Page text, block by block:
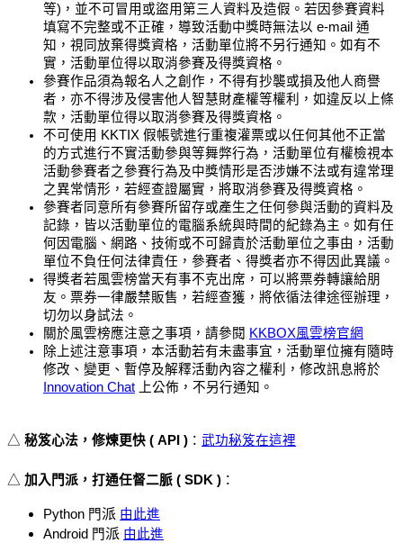
等)，並不可冒用或盜用第三人資料及造假。若因參賽資料
填寫不完整或不正確，導致活動中獎時無法以 e-mail 通
知，視同放棄得獎資格，活動單位將不另行通知。如有不
實，活動單位得以取消參賽及得獎資格。
參賽作品須為報名人之創作，不得有抄襲或損及他人商譽
者，亦不得涉及侵害他人智慧財產權等權利，如違反以上條
款，活動單位得以取消參賽及得獎資格。
不可使用 KKTIX 假帳號進行重複灌票或以任何其他不正當
的方式進行不實活動參與等舞弊行為，活動單位有權檢視本
活動參賽者之參賽行為及中獎情形是否涉嫌不法或有違常理
之異常情形，若經查證屬實，將取消參賽及得獎資格。
參賽者同意所有參賽所留存或產生之任何參與活動的資料及
記錄，皆以活動單位的電腦系統與時間的紀錄為主。如有任
何因電腦、網路、技術或不可歸責於活動單位之事由，活動
單位不負任何法律責任，參賽者、得獎者亦不得因此異議。
得獎者若風雲榜當天有事不克出席，可以將票券轉讓給朋
友。票券一律嚴禁販售，若經查獲，將依循法律途徑辦理，
切勿以身試法。
關於風雲榜應注意之事項，請參閱 KKBOX風雲榜官網
除上述注意事項，本活動若有未盡事宜，活動單位擁有隨時
Innovation Chat 上公佈，不另行通知。
△ 秘笈心法，修煉更快 ( API ) ： 武功秘笈在這裡
△ 加入門派，打通任督二脈 ( SDK ) ：
Python 門派 由此進
Android 門派 由此進